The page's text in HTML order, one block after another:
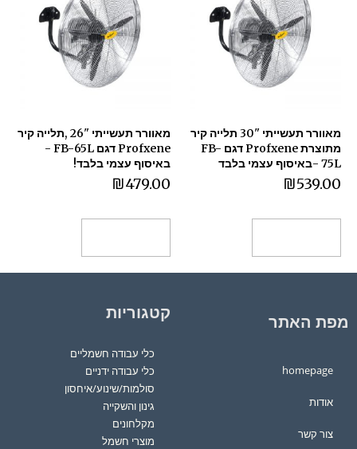
מאוורר תעשייתי "30 תלייה קיר
מתוצרת Profxene דגם FB-
75L -באיסוף עצמי בלבד
₪539.00
מאוורר תעשייתי "26 ,תלייה קיר
Profxene דגם FB-65L -
באיסוף עצמי בלבד!
₪479.00
מפת האתר
homepage
אודות
צור קשר
קטגוריות
כלי עבודה חשמליים
כלי עבודה ידניים
סולמות/שינוע/איחסון
גינון והשקייה
מקלחונים
מוצרי חשמל